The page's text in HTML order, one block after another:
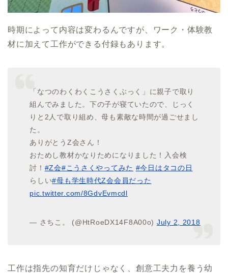
時期によって内容は変わるんですが、ワーク・体験教
材に加えて工作ができる付録もあります。
「なつのわくわくこうさくぶっく」に親子で取り
組んでみました。下の子が寝ていたので、じっく
りと2人で取り組め、母も素敵な時間が過ごせまし
た。
ありがとうZ会さん！
おためし教材かなりためになりました！入会検
討！ #Z会#こうさくやってみた #今日はタコの日
らしい#母も学生時代Z会会員だった
pic.twitter.com/8GdvEvmcdl
— さちこ。 (@HtRoeDX14F8A00o) July 2, 2018
工作は指先の知育だけじゃなく、創意工夫力を養う幼